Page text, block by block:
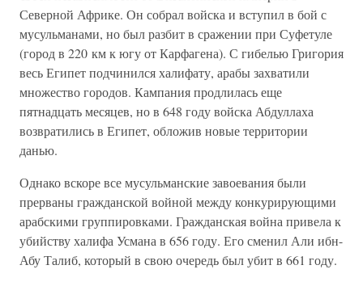
Северной Африке. Он собрал войска и вступил в бой с
мусульманами, но был разбит в сражении при Суфетуле
(город в 220 км к югу от Карфагена). С гибелью Григория
весь Египет подчинился халифату, арабы захватили
множество городов. Кампания продлилась еще
пятнадцать месяцев, но в 648 году войска Абдуллаха
возвратились в Египет, обложив новые территории
данью.
Однако вскоре все мусульманские завоевания были
прерваны гражданской войной между конкурирующими
арабскими группировками. Гражданская война привела к
убийству халифа Усмана в 656 году. Его сменил Али ибн-
Абу Талиб, который в свою очередь был убит в 661 году.